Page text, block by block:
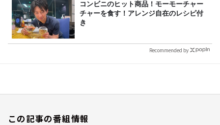
コンビニのヒット商品！モーモーチャー
チャーを食す！アレンジ自在のレシピ付
き
Recommended by
この記事の番組情報